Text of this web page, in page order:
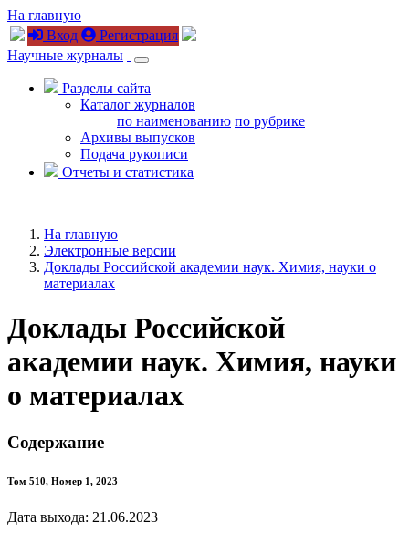
На главную
Вход
Регистрация
Научные журналы
Разделы сайта
Каталог журналов
по наименованию по рубрике
Архивы выпусков
Подача рукописи
Отчеты и статистика
На главную
Электронные версии
Доклады Российской академии наук. Химия, науки о
материалах
Доклады Российской
академии наук. Химия, науки
о материалах
Содержание
Том 510, Номер 1, 2023
Дата выхода: 21.06.2023